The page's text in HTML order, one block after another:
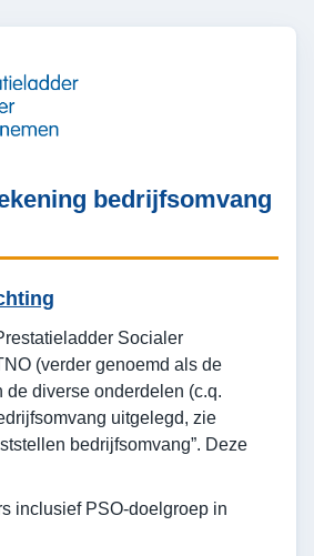
bedrijfsomvang
Socialer
(verder genoemd als de
de diverse onderdelen (c.q.
uitgelegd, zie
bedrijfsomvang”. Deze
inclusief PSO-doelgroep in